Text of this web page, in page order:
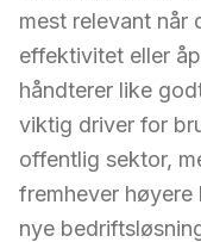
mest relevant når
effektivitet eller
håndterer like
viktig driver for
offentlig sektor,
fremhever
nye